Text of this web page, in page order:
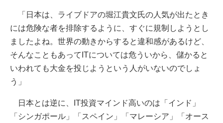
「日本は、ライブドアの堀江貴文氏の人気が出たとき
には危険な者を排除するように、すぐに規制しようとし
ましたよね。世界の動きからすると違和感があるけど、
そんなこともあってITについては危ういから、儲かると
いわれても大金を投じようという人がいないのでしょ
う」
日本とは逆に、IT投資マインド高いのは「インド」
「シンガポール」「スペイン」「マレーシア」「オース